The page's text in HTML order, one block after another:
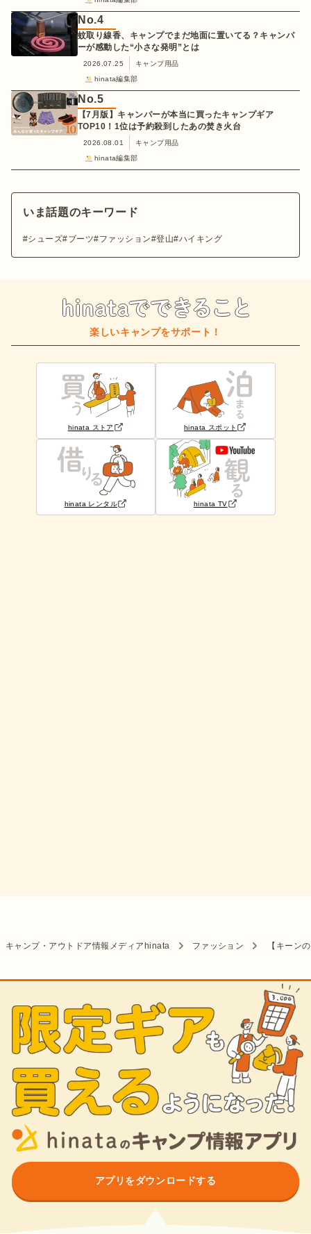
No.4
蚊取り線香、キャンプでまだ地面に置いてる？キャンパ
ーが感動した“小さな発明”とは
2026.07.25
キャンプ用品
hinata編集部
No.5
【7月版】キャンパーが本当に買ったキャンプギア
TOP10！1位は予約殺到したあの焚き火台
2026.08.01
キャンプ用品
hinata編集部
いま話題のキーワード
シューズ ブーツ ファッション 登山 ハイキング
楽しいキャンプをサポート！
hinata ストア hinata スポット
hinata レンタル hinata TV
キャンプ・アウトドア情報メディアhinata ファッション 【キーン
アプリをダウンロードする